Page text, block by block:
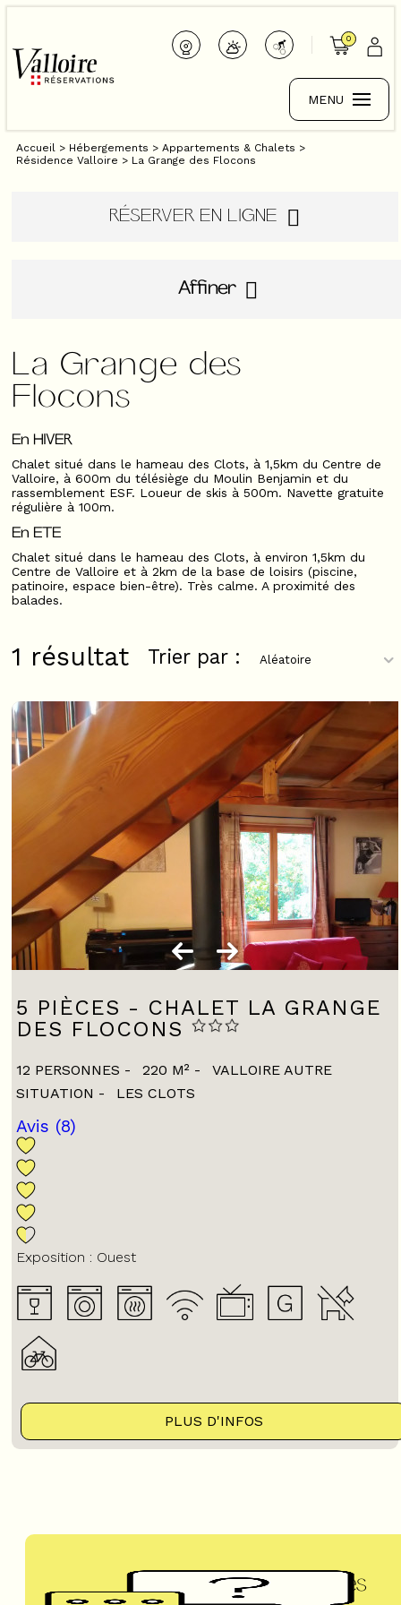
0
MENU
Accueil > Hébergements > Appartements & Chalets >
Résidence Valloire > La Grange des Flocons
RÉSERVER EN LIGNE
Affiner
La Grange des
Flocons
En HIVER
Chalet situé dans le hameau des Clots, à 1,5km du Centre de
Valloire, à 600m du télésiège du Moulin Benjamin et du
rassemblement ESF. Loueur de skis à 500m. Navette gratuite
régulière à 100m.
En ETE
Chalet situé dans le hameau des Clots, à environ 1,5km du
Centre de Valloire et à 2km de la base de loisirs (piscine,
patinoire, espace bien-être). Très calme. A proximité des
balades.
1 résultat Trier par :
5 PIÈCES - CHALET LA GRANGE
DES FLOCONS
12 PERSONNES 220 M²
VALLOIRE AUTRE
SITUATION
LES CLOTS
Avis (8)
Exposition : Ouest
PLUS D'INFOS
Questions fréquentes